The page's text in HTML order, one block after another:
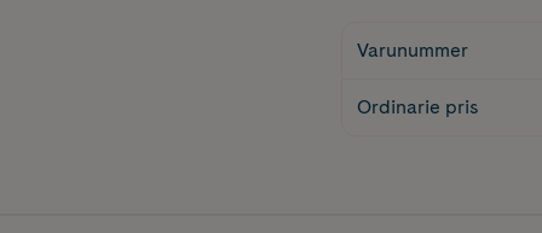
Varunummer
Ordinarie pris